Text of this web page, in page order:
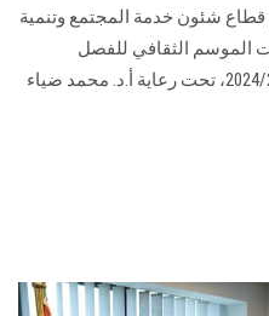
شئون خدمة المجتمع وتنمية
الموسم الثقافي للفصل
الدراسي الثاني للعام الجامعي 2024/2025، تحت رعاية أ.د. محمد ضياء